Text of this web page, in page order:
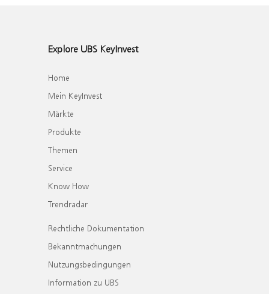
Explore UBS KeyInvest
Home
Mein KeyInvest
Märkte
Produkte
Themen
Service
Know How
Trendradar
Rechtliche Dokumentation
Bekanntmachungen
Nutzungsbedingungen
Information zu UBS